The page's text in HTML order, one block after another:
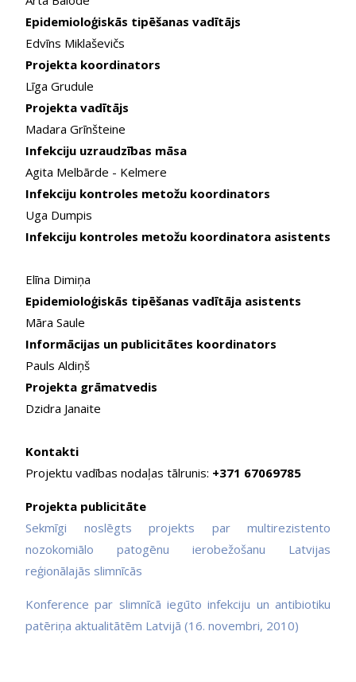
Epidemioloģiskās tipēšanas vadītājs
Edvīns Miklaševičs
Projekta koordinators
Līga Grudule
Projekta vadītājs
Madara Grīnšteine
Infekciju uzraudzības māsa
Agita Melbārde - Kelmere
Infekciju kontroles metožu koordinators
Uga Dumpis
Infekciju kontroles metožu koordinatora asistents
Elīna Dimiņa
Epidemioloģiskās tipēšanas vadītāja asistents
Māra Saule
Informācijas un publicitātes koordinators
Pauls Aldiņš
Projekta grāmatvedis
Dzidra Janaite
Kontakti
Projektu vadības nodaļas tālrunis: +371 67069785
Projekta publicitāte
Sekmīgi noslēgts projekts par multirezistento
nozokomiālo patogēnu ierobežošanu Latvijas
reģionālajās slimnīcās
Konference par slimnīcā iegūto infekciju un antibiotiku
patēriņa aktualitātēm Latvijā (16. novembri, 2010)